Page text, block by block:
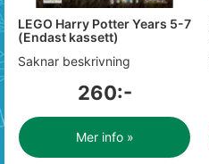
LEGO Harry Potter Years 5-7
(Endast kassett)
Saknar beskrivning
260:-
Mer info »